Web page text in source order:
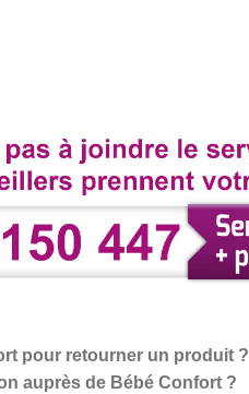
pour retourner un produit ?
auprès de Bébé Confort ?